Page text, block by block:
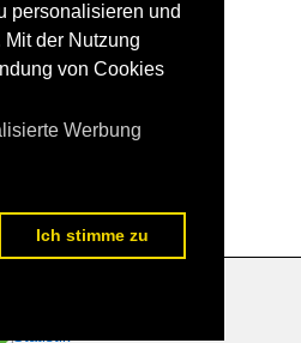
personalisieren und
der Nutzung
von Cookies
Werbung
Ich stimme zu